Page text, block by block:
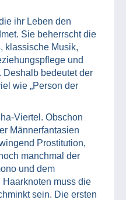
ihr Leben den
Sie beherrscht die
klassische Musik,
und
Deshalb bedeutet der
wie „Person der
Viertel. Obschon
Männerfantasien
Prostitution,
manchmal der
und dem
muss die
sein. Die ersten